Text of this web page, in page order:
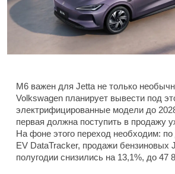
M6 важен для Jetta не только
Volkswagen планирует вывести под
электрифицированные модели до
первая должна поступить в продажу
На фоне этого переход необходим:
EV DataTracker, продажи бензиновых
полугодии снизились на 13,1%, до 47